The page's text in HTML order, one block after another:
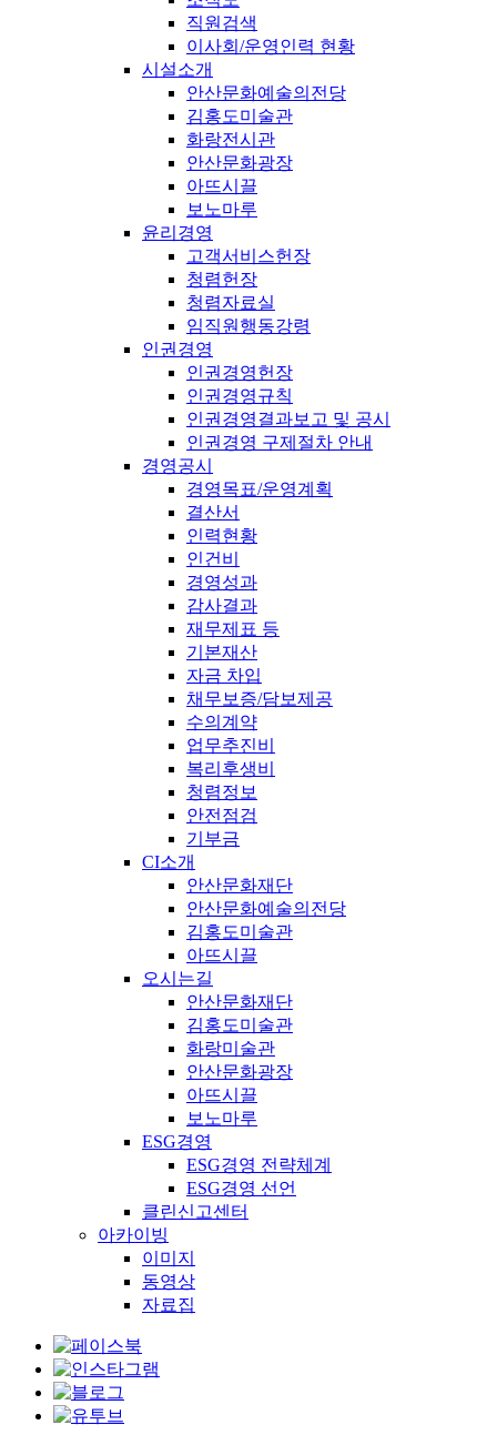
직원검색
이사회/운영인력 현황
시설소개
안산문화예술의전당
김홍도미술관
화랑전시관
안산문화광장
아뜨시끌
보노마루
윤리경영
고객서비스헌장
청렴헌장
청렴자료실
임직원행동강령
인권경영
인권경영헌장
인권경영규칙
인권경영결과보고 및 공시
인권경영 구제절차 안내
경영공시
경영목표/운영계획
결산서
인력현황
인건비
경영성과
감사결과
재무제표 등
기본재산
자금 차입
채무보증/담보제공
수의계약
업무추진비
복리후생비
청렴정보
안전점검
기부금
CI소개
안산문화재단
안산문화예술의전당
김홍도미술관
아뜨시끌
오시는길
안산문화재단
김홍도미술관
화랑미술관
안산문화광장
아뜨시끌
보노마루
ESG경영
ESG경영 전략체계
ESG경영 선언
클린신고센터
아카이빙
이미지
동영상
자료집